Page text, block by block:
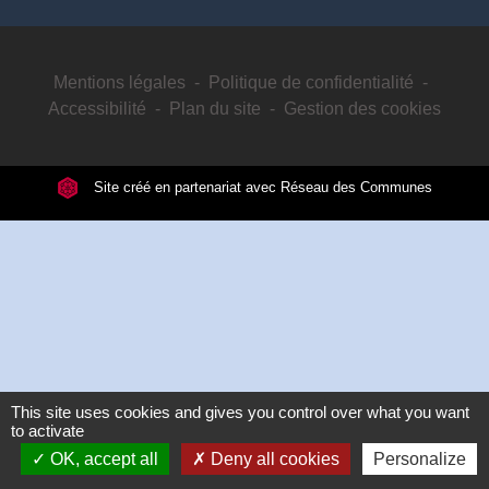
Mentions légales - Politique de confidentialité -
Accessibilité - Plan du site - Gestion des cookies
Site créé en partenariat avec Réseau des Communes
This site uses cookies and gives you control over what you want
to activate
OK, accept all
Deny all cookies Personalize